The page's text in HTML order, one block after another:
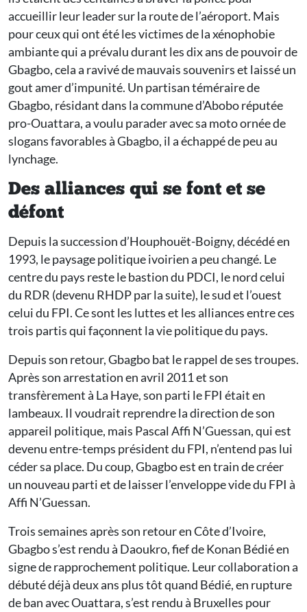
accueillir leur leader sur la route de l’aéroport. Mais
pour ceux qui ont été les victimes de la xénophobie
ambiante qui a prévalu durant les dix ans de pouvoir de
Gbagbo, cela a ravivé de mauvais souvenirs et laissé un
gout amer d’impunité. Un partisan téméraire de
Gbagbo, résidant dans la commune d’Abobo réputée
pro-Ouattara, a voulu parader avec sa moto ornée de
slogans favorables à Gbagbo, il a échappé de peu au
lynchage.
Des alliances qui se font et se
défont
Depuis la succession d’Houphouët-Boigny, décédé en
1993, le paysage politique ivoirien a peu changé. Le
centre du pays reste le bastion du PDCI, le nord celui
du RDR (devenu RHDP par la suite), le sud et l’ouest
celui du FPI. Ce sont les luttes et les alliances entre ces
trois partis qui façonnent la vie politique du pays.
Depuis son retour, Gbagbo bat le rappel de ses troupes.
Après son arrestation en avril 2011 et son
transfèrement à La Haye, son parti le FPI était en
lambeaux. Il voudrait reprendre la direction de son
appareil politique, mais Pascal Affi N’Guessan, qui est
devenu entre-temps président du FPI, n’entend pas lui
céder sa place. Du coup, Gbagbo est en train de créer
un nouveau parti et de laisser l’enveloppe vide du FPI à
Affi N’Guessan.
Trois semaines après son retour en Côte d’Ivoire,
Gbagbo s’est rendu à Daoukro, fief de Konan Bédié en
signe de rapprochement politique. Leur collaboration a
débuté déjà deux ans plus tôt quand Bédié, en rupture
de ban avec Ouattara, s’est rendu à Bruxelles pour